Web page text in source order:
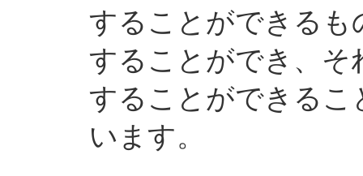
することができるも
することができ、そ
することができる
います。